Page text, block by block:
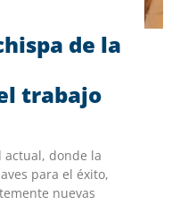
de la
trabajo
actual, donde la
para el éxito,
nuevas